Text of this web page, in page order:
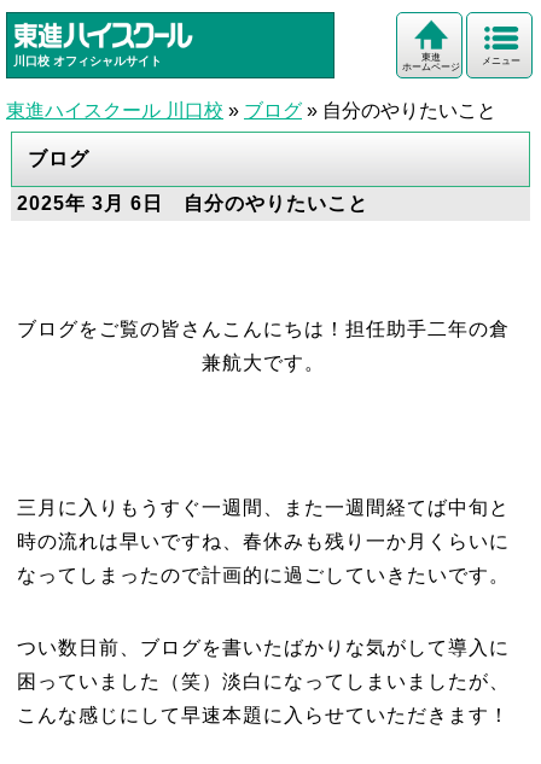
川口校 オフィシャルサイト メニュー
東進
ホームページ
東進ハイスクール 川口校 » ブログ » 自分のやりたいこと
ブログ
2025年 3月 6日 自分のやりたいこと
ブログをご覧の皆さんこんにちは！担任助手二年の倉
兼航大です。
三月に入りもうすぐ一週間、また一週間経てば中旬と
時の流れは早いですね、春休みも残り一か月くらいに
なってしまったので計画的に過ごしていきたいです。
つい数日前、ブログを書いたばかりな気がして導入に
困っていました（笑）淡白になってしまいましたが、
こんな感じにして早速本題に入らせていただきます！